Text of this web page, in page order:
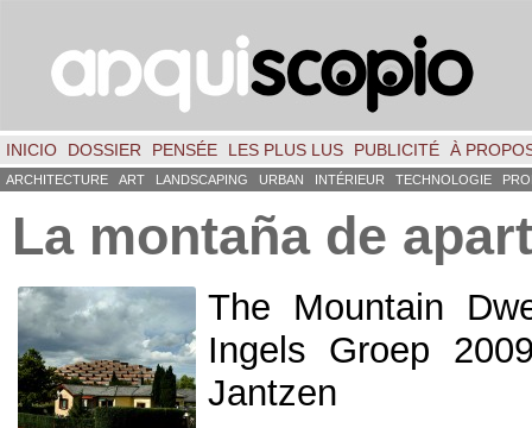
INICIO DOSSIER PENSÉE LES PLUS LUS PUBLICITÉ À
ARCHITECTURE ART LANDSCAPING URBAN INTÉRIEUR TECHNOLOGIE
La montaña de
The Mountain
Ingels Groep
Jantzen